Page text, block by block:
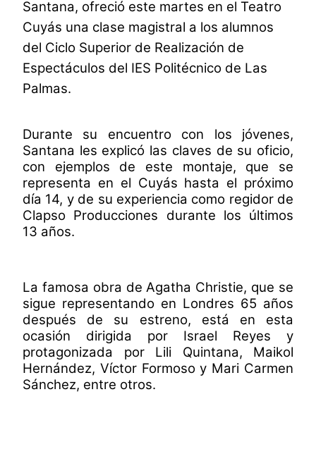
Santana, ofreció este martes en el Teatro
Cuyás una clase magistral a los alumnos
del Ciclo Superior de Realización de
Espectáculos del IES Politécnico de Las
Palmas.
Durante su encuentro con los jóvenes,
Santana les explicó las claves de su oficio,
con ejemplos de este montaje, que se
representa en el Cuyás hasta el próximo
día 14, y de su experiencia como regidor de
Clapso Producciones durante los últimos
13 años.
La famosa obra de Agatha Christie, que se
sigue representando en Londres 65 años
después de su estreno, está en esta
ocasión dirigida por Israel Reyes y
protagonizada por Lili Quintana, Maikol
Hernández, Víctor Formoso y Mari Carmen
Sánchez, entre otros.